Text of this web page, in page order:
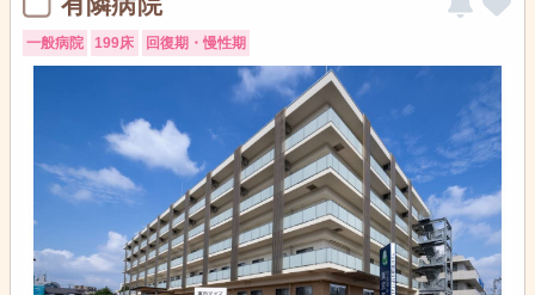
一般病院 199床 回復期・慢性期